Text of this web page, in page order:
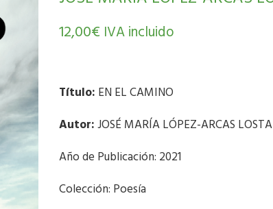
12,00€ IVA incluido
Título: EN EL CAMINO
Autor:JOSÉ MARÍA LÓPEZ-ARCAS
Año de Publicación: 2021
Colección: Poesía